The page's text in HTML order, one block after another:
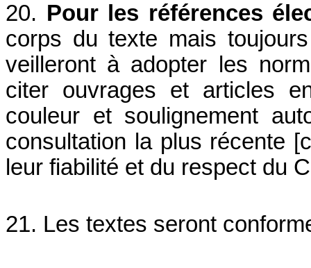
20. Pour les références
corps du texte mais
veilleront à adopter les
citer ouvrages et articles
couleur et soulignement
consultation la plus récente
leur fiabilité et du respect du
21. Les textes seront